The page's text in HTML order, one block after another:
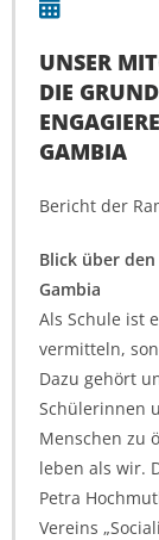
UNSER
DIE
GAMBIA
Bericht der
Blick über
Gambia
Als Schule ist
vermitteln,
Dazu gehört
Schülerinnen
Menschen zu
leben als wir.
Petra
Vereins